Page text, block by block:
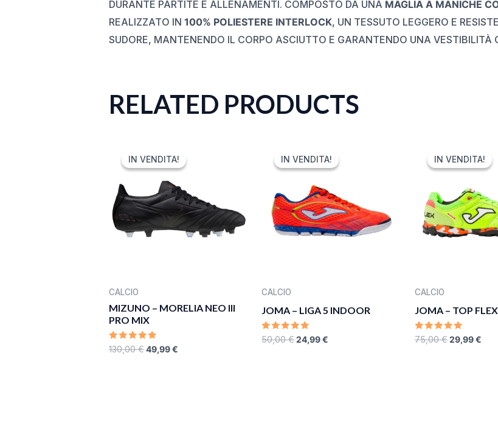
DURANTE PARTITE E ALLENAMENTI. COMPOSTO DA UNA MAGLIA A MANICHE
REALIZZATO IN 100% POLIESTERE INTERLOCK, UN TESSUTO LEGGERO E
SUDORE, MANTENENDO IL CORPO ASCIUTTO E GARANTENDO UNA VESTIBILITÀ
RELATED PRODUCTS
IN VENDITA!
IN VENDITA!
CALCIO
MIZUNO – MORELIA NEO III
PRO MIX
RATED
0
130,00€
PRICE
WAS:
49,99€
PRICE
IS:
IN VENDITA!
IN VENDITA!
CALCIO
JOMA – LIGA 5 INDOOR
RATED
0
50,00€
PRICE
WAS:
24,99€
PRICE
IS:
IN VENDITA!
IN VENDITA!
CALCIO
JOMA – TOP
RATED
0
75,00€
PRICE
WAS:
29,99€
IS: